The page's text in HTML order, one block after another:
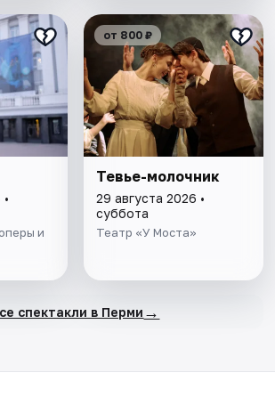
и
от 800 ₽
Тевье-молочник
29 августа 2026 •
суббота
Театр «У Моста»
спектакли в Перми →